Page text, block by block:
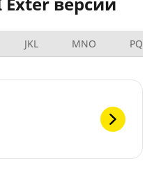
JKL MNO PQRS